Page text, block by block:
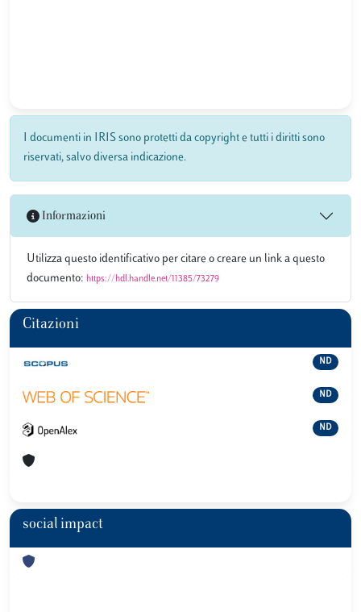
I documenti in IRIS sono protetti da copyright e tutti i diritti sono
riservati, salvo diversa indicazione.
Informazioni
Utilizza questo identificativo per citare o creare un link a questo
documento: https://hdl.handle.net/11385/73279
Citazioni
ND
ND
ND
social impact